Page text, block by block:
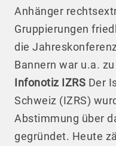
Anhänger
Gruppierungen
die
Bannern war u.a.
Infonotiz IZRS Der
Schweiz (IZRS)
Abstimmung über
gegründet. Heute